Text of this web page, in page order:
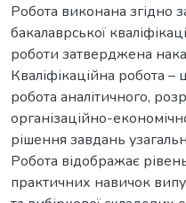
Робота виконана згідно
бакалаврської
роботи затверджена
Кваліфікаційна робота –
робота аналітичного,
організаційно-
рішення завдань
Робота відображає
практичних навичок